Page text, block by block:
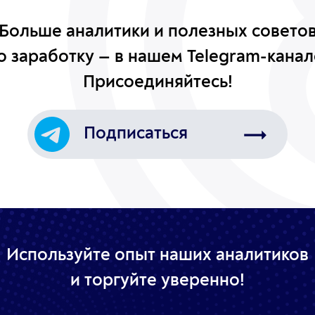
аналитики и полезных
заработку — в нашем Telegram-
Присоединяйтесь!
Подписаться
Используйте опыт наших аналитиков
и торгуйте уверенно!